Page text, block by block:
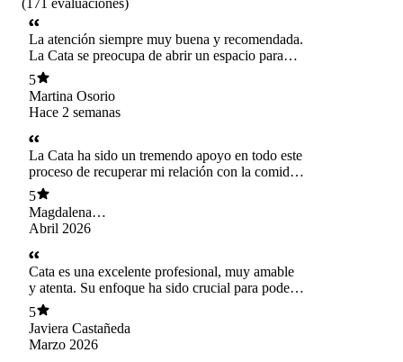
(171 evaluaciones)
La atención siempre muy buena y recomendada.
La Cata se preocupa de abrir un espacio para
poder sentirse cómoda.
5
Martina Osorio
Hace 2 semanas
La Cata ha sido un tremendo apoyo en todo este
proceso de recuperar mi relación con la comida.
Muy amable, comprensiva y profesional. Full
recomendada
5
Magdalena
Gutiérrez Pérez
Abril 2026
Cata es una excelente profesional, muy amable
y atenta. Su enfoque ha sido crucial para poder
trabajar mi relación con la alimentación, con
resultados efectivos para lograr una nutrición
equilibrada para el cuerpo y el alma. Todo su
trabajo es muy personalizado y se nota en todos
5
Javiera Castañeda
Marzo 2026